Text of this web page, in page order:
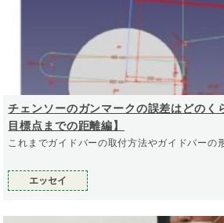
チェンソーのガンマークの誤差はどのく
目標点までの距離編】
これまでガイドバーの取付方法やガイドバーの
エッセイ